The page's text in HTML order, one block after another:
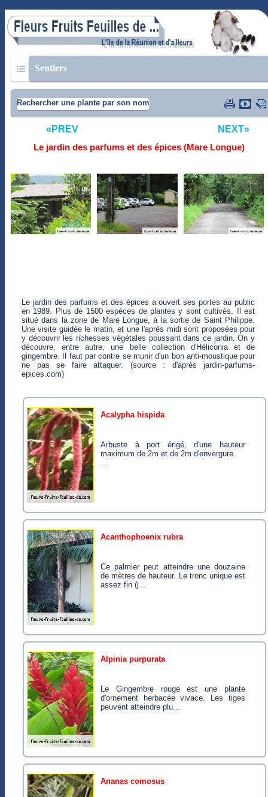
Sentiers
Rechercher une plante par son nom
«PREV
NEXT»
Le jardin des parfums et des épices (Mare Longue)
Le jardin des parfums et des épices a ouvert ses portes au public
en 1989. Plus de 1500 espèces de plantes y sont cultivés. Il est
situé dans la zone de Mare Longue, à la sortie de Saint Philippe.
Une visite guidée le matin, et une l'après midi sont proposées pour
y découvrir les richesses végétales poussant dans ce jardin. On y
découvre, entre autre, une belle collection d'Héliconia et de
gingembre. Il faut par contre se munir d'un bon anti-moustique pour
ne pas se faire attaquer. (source : d'après jardin-parfums-
epices.com)
acalypha hispida
Arbuste à port érigé, d'une hauteur
maximum de 2m et de 2m d'envergure.
...
acanthophoenix rubra
Ce palmier peut atteindre une douzaine
de mètres de hauteur. Le tronc unique est
assez fin (j...
alpinia purpurata
Le Gingembre rouge est une plante
d'ornement herbacée vivace. Les tiges
peuvent atteindre plu...
ananas comosus